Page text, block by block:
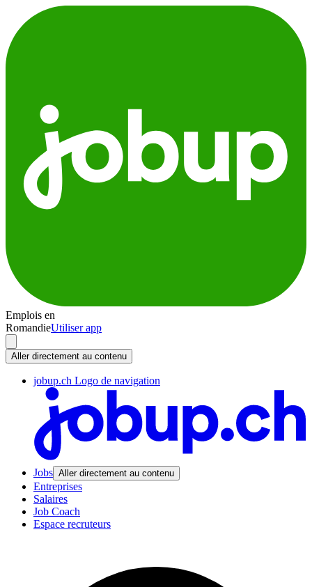
Emplois en
RomandieUtiliser app
Aller directement au contenu
jobup.ch Logo de navigation
Jobs Aller directement au contenu
Entreprises
Salaires
Job Coach
Espace recruteurs